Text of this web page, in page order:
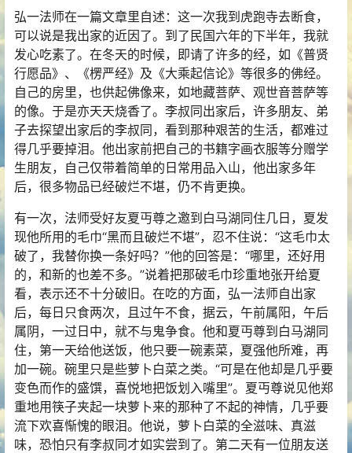
弘一法师在一篇文章里自述：这一次我到虎跑寺去断食，
可以说是我出家的近因了。到了民国六年的下半年，我就
发心吃素了。在冬天的时候，即请了许多的经，如《普贤
行愿品》、《楞严经》及《大乘起信论》等很多的佛经。
自己的房里，也供起佛像来，如地藏菩萨、观世音菩萨等
的像。于是亦天天烧香了。李叔同出家后，许多朋友、弟
子去探望出家后的李叔同，看到那种艰苦的生活，都难过
得几乎要掉泪。他出家前把自己的书籍字画衣服等分赠学
生朋友，自己仅带着简单的日常用品入山，他出家多年
后，很多物品已经破烂不堪，仍不肯更换。
有一次，法师受好友夏丏尊之邀到白马湖同住几日，夏发
现他所用的毛巾“黑而且破烂不堪”，忍不住说：“这毛巾太
破了，我替你换一条好吗？”他的回答是：“哪里，还好用
的，和新的也差不多。”说着把那破毛巾珍重地张开给夏
看，表示还不十分破旧。在吃的方面，弘一法师自出家
后，每日只食两次，且过午不食，据云，午前属阳，午后
属阴，一过日中，就不与鬼争食。他和夏丏尊到白马湖同
住，第一天给他送饭，他只要一碗素菜，夏强他所难，再
加一碗。碗里只是些萝卜白菜之类。“可是在他却是几乎要
变色而作的盛馔，喜悦地把饭划入嘴里”。夏丏尊说见他郑
重地用筷子夹起一块萝卜来的那种了不起的神情，几乎要
流下欢喜惭愧的眼泪。他说，萝卜白菜的全滋味、真滋
味，恐怕只有李叔同才如实尝到了。第二天有一位朋友送